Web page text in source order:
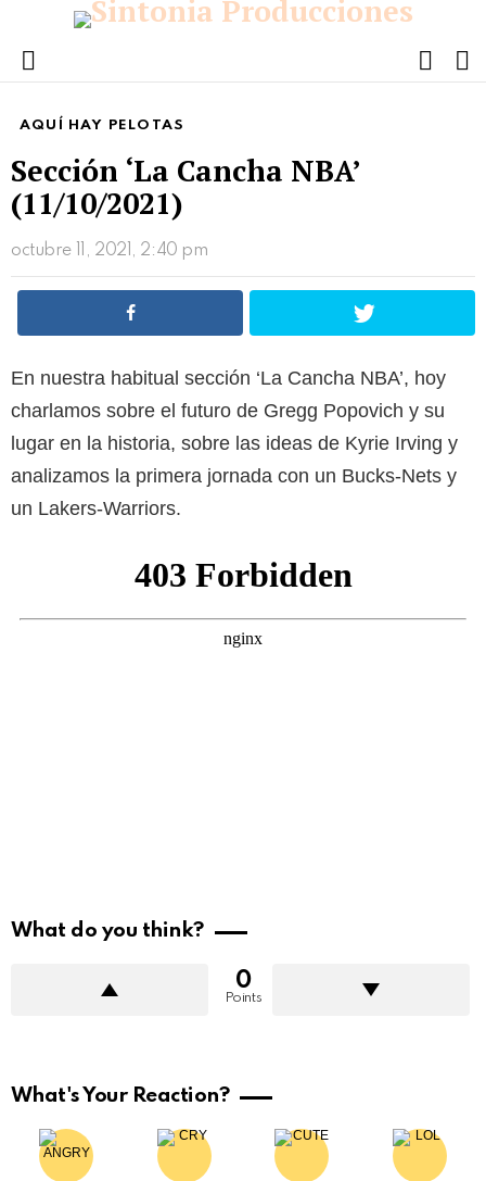
Menu
AQUÍ HAY PELOTAS
Sección ‘La Cancha NBA’
(11/10/2021)
octubre 11, 2021, 2:40 pm
En nuestra habitual sección ‘La Cancha NBA’, hoy
charlamos sobre el futuro de Gregg Popovich y su
lugar en la historia, sobre las ideas de Kyrie Irving y
analizamos la primera jornada con un Bucks-Nets y
un Lakers-Warriors.
What do you think?
0
Points
What's Your Reaction?